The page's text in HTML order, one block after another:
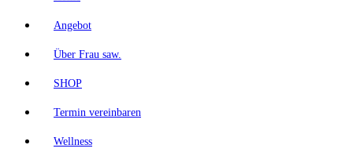
Angebot
Über Frau saw.
SHOP
Termin vereinbaren
Wellness